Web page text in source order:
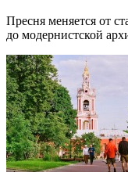
Пресня меняется от
до модернистской